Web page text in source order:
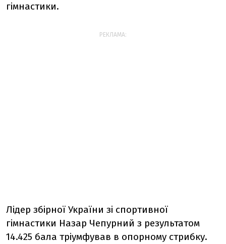
гімнастики.
РЕКЛАМА:
Лідер збірної України зі спортивної
гімнастики Назар Чепурний з результатом
14.425 бала тріумфував в опорному стрибку.